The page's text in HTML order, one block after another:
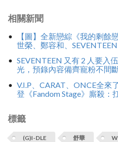
相關新聞
【圖】全新戀綜《我的剩餘
世榮、鄭容和、
SEVENTEEN 又有 2 人要入
光，預錄內容備齊寵粉不間
V.I.P、CARAT、ONCE全來
登《Fandom Stage》廝殺：
標籤
(G)I-DLE 舒華